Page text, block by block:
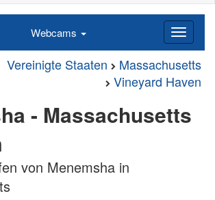
Webcams
Vereinigte Staaten
Massachusetts
Vineyard Haven
- Massachusetts
von Menemsha in